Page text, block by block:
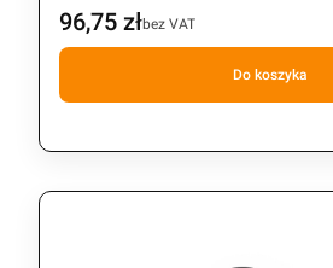
Cena
96,75 złbez VAT
Do koszyka